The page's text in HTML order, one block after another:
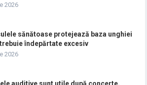
2026
sănătoase protejează baza unghiei
îndepărtate excesiv
2026